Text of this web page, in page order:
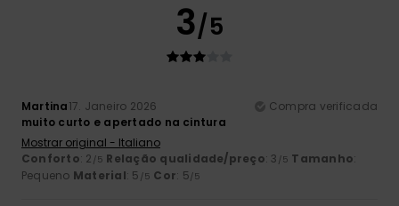
3/5
Martina17. Janeiro 2026
Compra verificada
muito curto e apertado na cintura
Mostrar original - Italiano
Conforto: 2 /5 Relação qualidade/preço: 3 /5 Tamanho:
Pequeno Material: 5 /5 Cor: 5/5